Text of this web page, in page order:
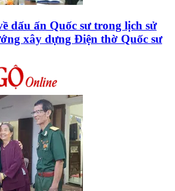
dấu ấn Quốc sư trong lịch sử
xây dựng Điện thờ Quốc sư